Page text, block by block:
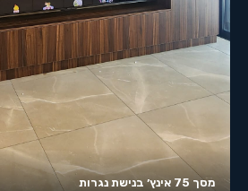
מסך 75 אינץ׳ בנישת נגרות